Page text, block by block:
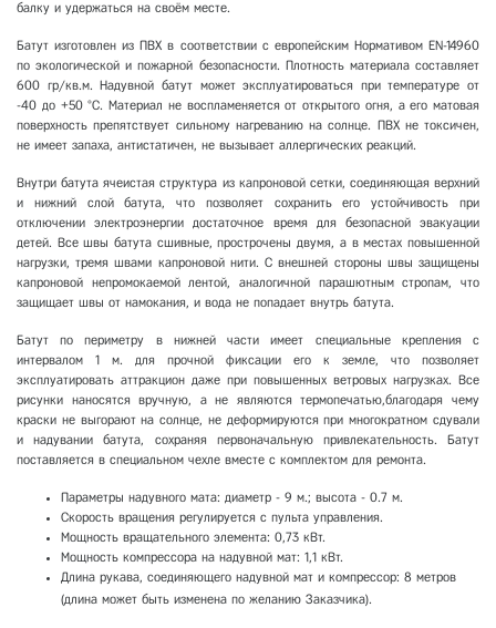
балку и удержаться на своём месте.
Батут изготовлен из ПВХ в соответствии с европейским Нормативом ЕN-14960
по экологической и пожарной безопасности. Плотность материала составляет
600 гр/кв.м. Надувной батут может эксплуатироваться при температуре от
-40 до +50 °С. Материал не воспламеняется от открытого огня, а его матовая
поверхность препятствует сильному нагреванию на солнце. ПВХ не токсичен,
не имеет запаха, антистатичен, не вызывает аллергических реакций.
Внутри батута ячеистая структура из капроновой сетки, соединяющая верхний
и нижний слой батута, что позволяет сохранить его устойчивость при
отключении электроэнергии достаточное время для безопасной эвакуации
детей. Все швы батута сшивные, прострочены двумя, а в местах повышенной
нагрузки, тремя швами капроновой нити. С внешней стороны швы защищены
капроновой непромокаемой лентой, аналогичной парашютным стропам, что
защищает швы от намокания, и вода не попадает внутрь батута.
Батут по периметру в нижней части имеет специальные крепления с
интервалом 1 м. для прочной фиксации его к земле, что позволяет
эксплуатировать аттракцион даже при повышенных ветровых нагрузках. Все
рисунки наносятся вручную, а не являются термопечатью,благодаря чему
краски не выгорают на солнце, не деформируются при многократном сдували
и надувании батута, сохраняя первоначальную привлекательность. Батут
поставляется в специальном чехле вместе с комплектом для ремонта.
Параметры надувного мата: диаметр - 9 м.; высота - 0.7 м.
Скорость вращения регулируется с пульта управления.
Мощность вращательного элемента: 0,73 кВт.
Мощность компрессора на надувной мат: 1,1 кВт.
Длина рукава, соединяющего надувной мат и компрессор: 8 метров
(длина может быть изменена по желанию Заказчика).